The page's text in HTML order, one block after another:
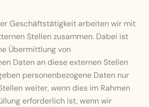
Geschäftstätigkeit arbeiten wir mit
Stellen zusammen. Dabei ist
Übermittlung von
Daten an diese externen Stellen
personenbezogene Daten nur
weiter, wenn dies im Rahmen
erforderlich ist, wenn wir